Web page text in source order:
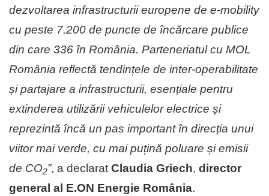
dezvoltarea infrastructurii europene de e-mobility
cu peste 7.200 de puncte de încărcare publice
din care 336 în România. Parteneriatul cu MOL
România reflectă tendințele de inter-operabilitate
și partajare a infrastructurii, esențiale pentru
extinderea utilizării vehiculelor electrice și
reprezintă încă un pas important în direcția unui
viitor mai verde, cu mai puțină poluare și emisii
de CO2”, a declarat Claudia Griech, director
general al E.ON Energie România.